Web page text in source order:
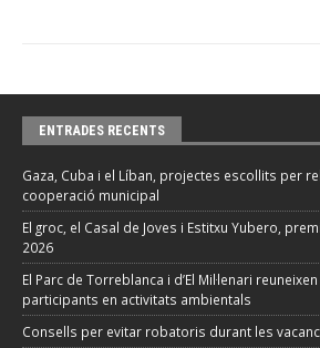
ENTRADES RECENTS
Gaza, Cuba i el Líban, projectes escollits per
cooperació municipal
El groc, el Casal de Joves i Estitxu Yubero,
2026
El Parc de Torreblanca i d’El Mil·lenari
participants en activitats ambientals
Consells per evitar robatoris durant les